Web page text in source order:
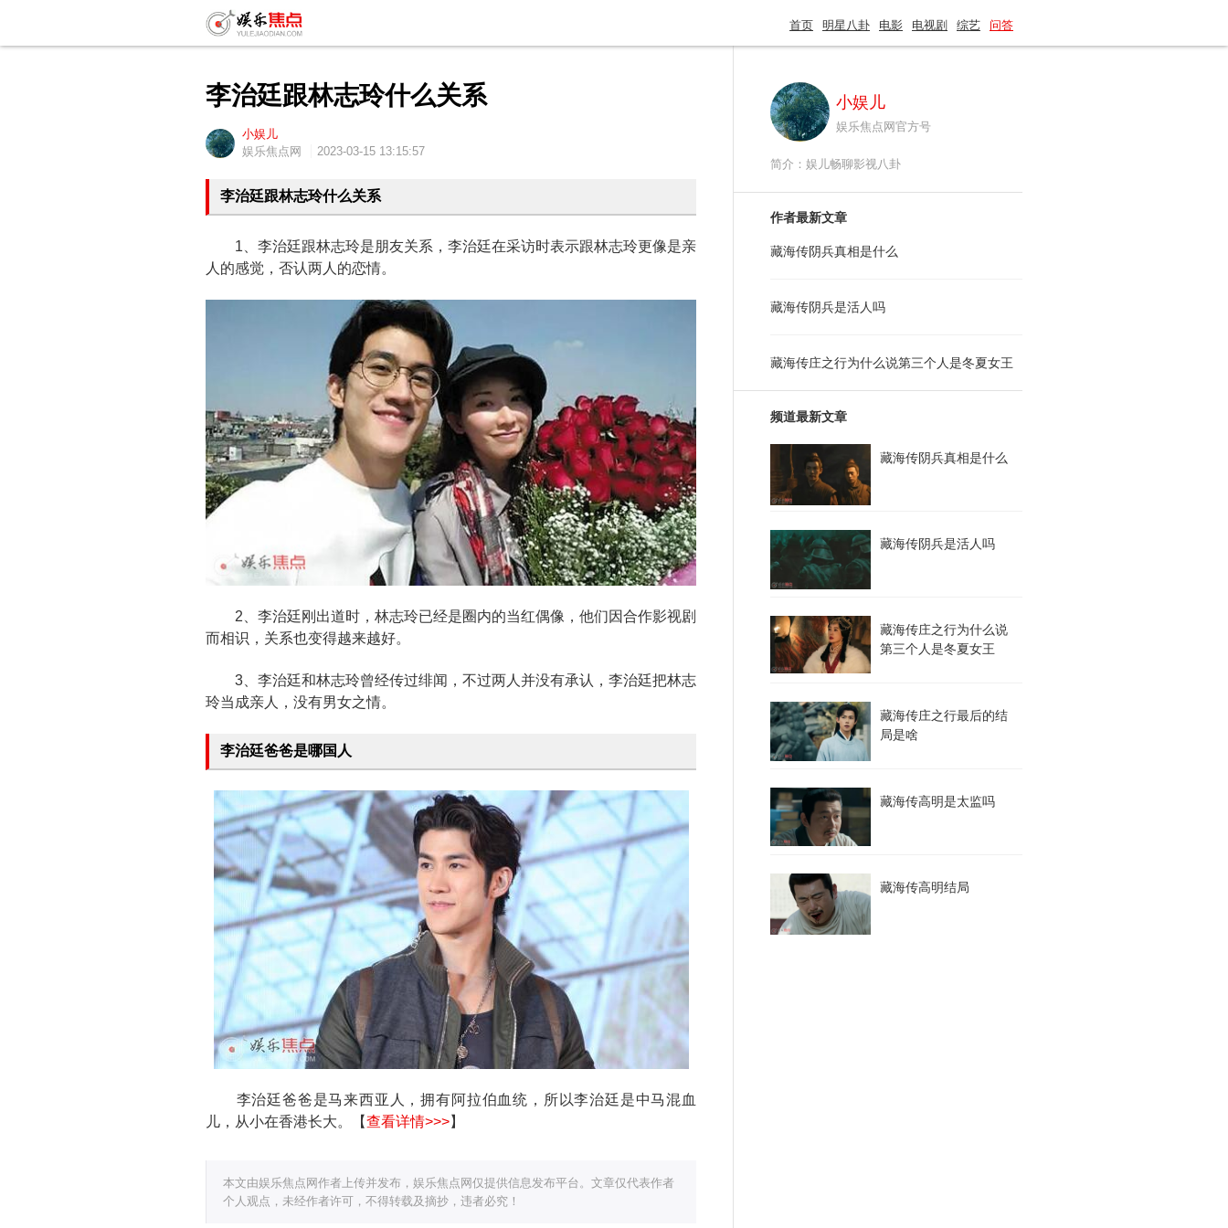
首页 明星八卦 电影 电视剧 综艺 问答
李治廷跟林志玲什么关系
小娱儿
娱乐焦点网
2023-03-15 13:15:57
李治廷跟林志玲什么关系
1、李治廷跟林志玲是朋友关系，李治廷在采访时表示跟林志玲更像是亲
人的感觉，否认两人的恋情。
2、李治廷刚出道时，林志玲已经是圈内的当红偶像，他们因合作影视剧
而相识，关系也变得越来越好。
3、李治廷和林志玲曾经传过绯闻，不过两人并没有承认，李治廷把林志
玲当成亲人，没有男女之情。
李治廷爸爸是哪国人
李治廷爸爸是马来西亚人，拥有阿拉伯血统，所以李治廷是中马混血
儿，从小在香港长大。【查看详情>>>】
本文由娱乐焦点网作者上传并发布，娱乐焦点网仅提供信息发布平台。文章仅代表作者
个人观点，未经作者许可，不得转载及摘抄，违者必究！
小娱儿
娱乐焦点网官方号
简介：娱儿畅聊影视八卦
作者最新文章
藏海传阴兵真相是什么
藏海传阴兵是活人吗
藏海传庄之行为什么说第三个人是冬夏女王
频道最新文章
藏海传阴兵真相是什么
藏海传阴兵是活人吗
藏海传庄之行为什么说
第三个人是冬夏女王
藏海传庄之行最后的结
局是啥
藏海传高明是太监吗
藏海传高明结局